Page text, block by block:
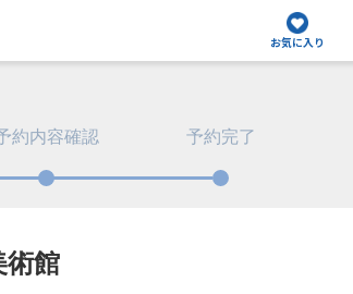
お気に入り
約内容確認 予約完了
術館